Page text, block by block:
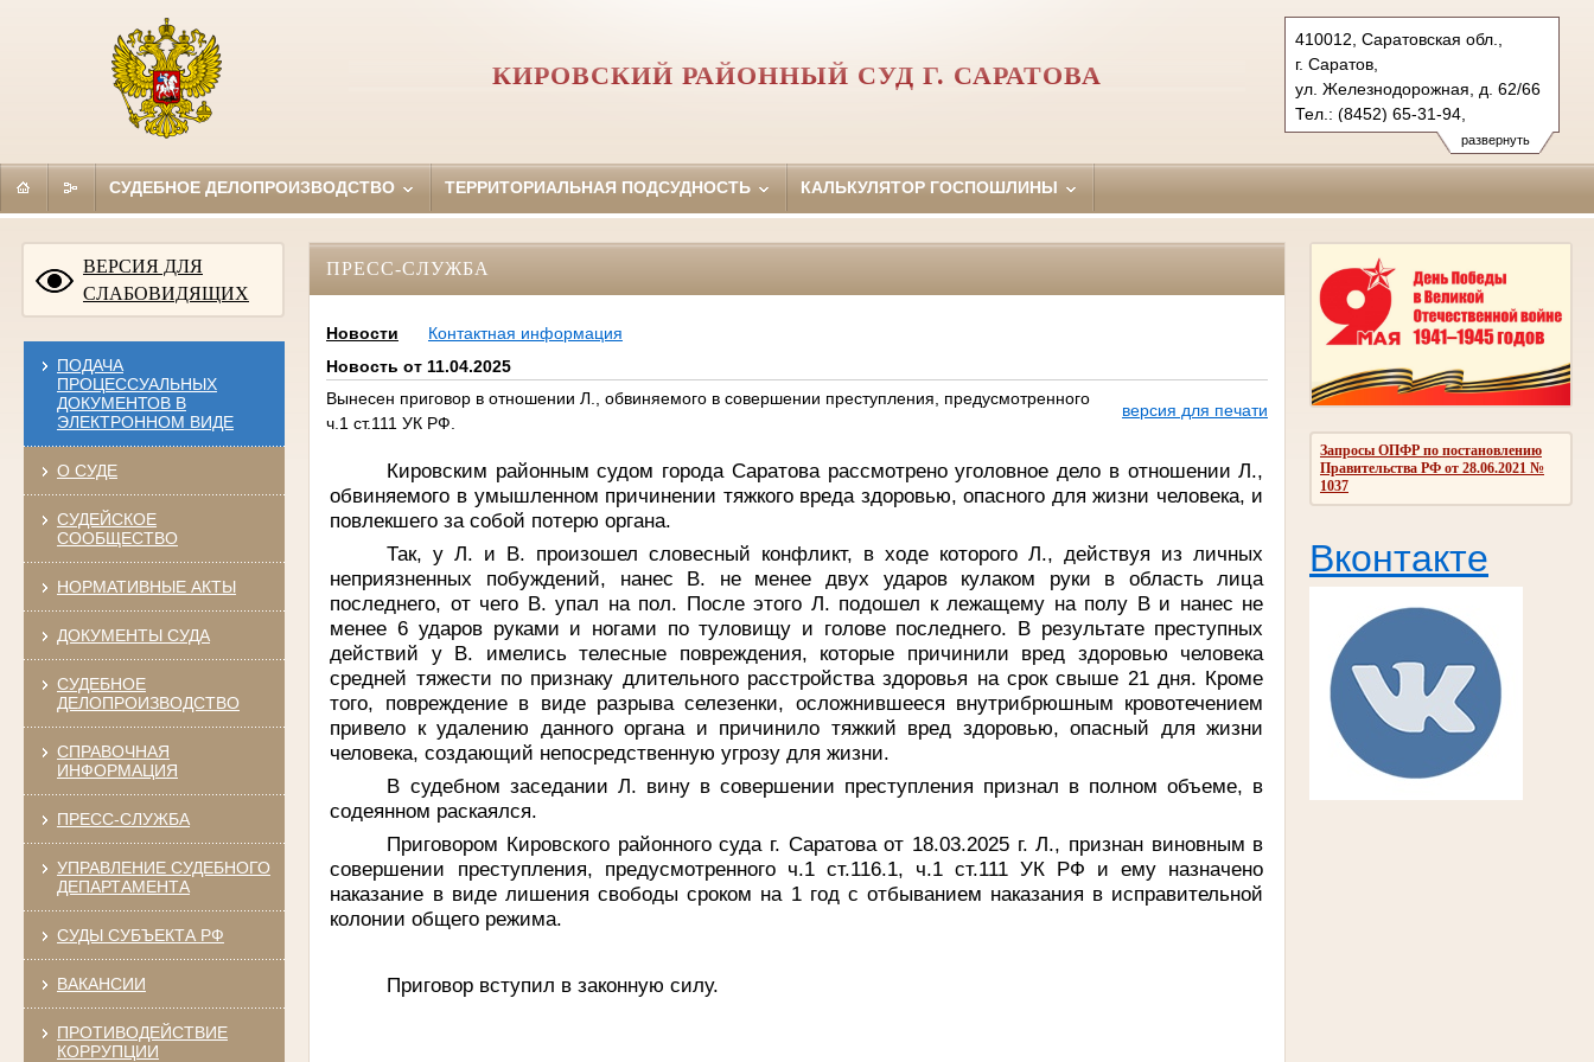
развернуть
410012, Саратовская обл.,
г. Саратов,
ул. Железнодорожная, д. 62/66
Тел.: (8452) 65-31-94,
(8452) 65-32-25, (8452) 65-32-
07
КИРОВСКИЙ РАЙОННЫЙ СУД Г. САРАТОВА
СУДЕБНОЕ ДЕЛОПРОИЗВОДСТВО ТЕРРИТОРИАЛЬНАЯ ПОДСУДНОСТЬ КАЛЬКУЛЯТОР ГОСПОШЛИНЫ
ВЕРСИЯ ДЛЯ
СЛАБОВИДЯЩИХ
ПОДАЧА
ПРОЦЕССУАЛЬНЫХ
ДОКУМЕНТОВ В
ЭЛЕКТРОННОМ ВИДЕ
О СУДЕ
СУДЕЙСКОЕ
СООБЩЕСТВО
НОРМАТИВНЫЕ АКТЫ
ДОКУМЕНТЫ СУДА
СУДЕБНОЕ
ДЕЛОПРОИЗВОДСТВО
СПРАВОЧНАЯ
ИНФОРМАЦИЯ
ПРЕСС-СЛУЖБА
УПРАВЛЕНИЕ СУДЕБНОГО
ДЕПАРТАМЕНТА
СУДЫ СУБЪЕКТА РФ
ВАКАНСИИ
ПРОТИВОДЕЙСТВИЕ
КОРРУПЦИИ
Запросы ОПФР по постановлению
Правительства РФ от 28.06.2021 №
1037
Вконтакте
ПРЕСС-СЛУЖБА
Новости
Контактная информация
Новость от 11.04.2025
Вынесен приговор в отношении Л., обвиняемого в совершении преступления, предусмотренного
ч.1 ст.111 УК РФ.
версия для печати
Кировским районным судом города Саратова рассмотрено уголовное дело в отношенииЛ.,
обвиняемого в умышленном причинении тяжкого вреда здоровью, опасного для жизни человека, и
повлекшего за собой потерю органа.
Так, у Л. и В. произошел словесный конфликт, в ходе которого Л., действуя из личных
неприязненных побуждений, нанес В. не менее двух ударов кулаком руки в область лица
последнего, от чего В. упал на пол. После этого Л. подошел к лежащему на полу В и нанес не
менее 6 ударов руками и ногами по туловищу и голове последнего. В результате преступных
действий у В. имелись телесные повреждения, которые причинили вред здоровью человека
средней тяжести по признаку длительного расстройства здоровья на срок свыше 21 дня. Кроме
того, повреждение в виде разрыва селезенки, осложнившееся внутрибрюшным кровотечением
привело к удалению данного органа и причинило тяжкий вред здоровью, опасный для жизни
человека, создающий непосредственную угрозу для жизни.
В судебном заседании Л. вину в совершении преступления признал в полном объеме, в
содеянном раскаялся.
Приговором Кировского районного суда г. Саратова от 18.03.2025 г. Л., признан виновным в
совершении преступления, предусмотренного ч.1 ст.116.1, ч.1 ст.111 УК РФ и ему назначено
наказание в виде лишения свободы сроком на 1 год с отбыванием наказания в исправительной
колонии общего режима.
Приговор вступил в законную силу.